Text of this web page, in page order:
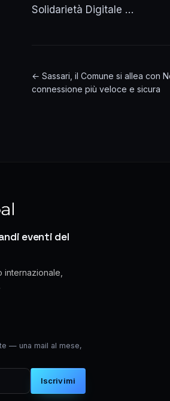
Solidarietà Digitale …
← Sassari, il Comune si allea con
connessione più veloce e sicura
eventi del
— una mail al mese,
Iscrivimi